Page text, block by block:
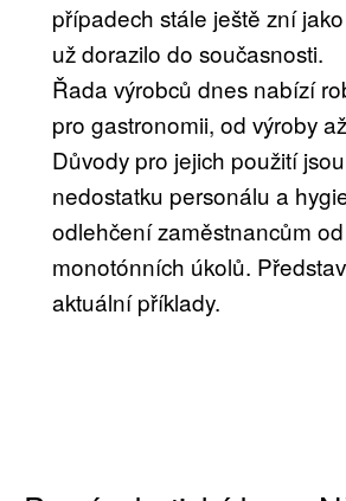
případech stále ještě zní
už dorazilo do současnosti.
Řada výrobců dnes nabízí
pro gastronomii, od výroby
Důvody pro jejich použití
nedostatku personálu a
odlehčení zaměstnancům
monotónních úkolů.
aktuální příklady.